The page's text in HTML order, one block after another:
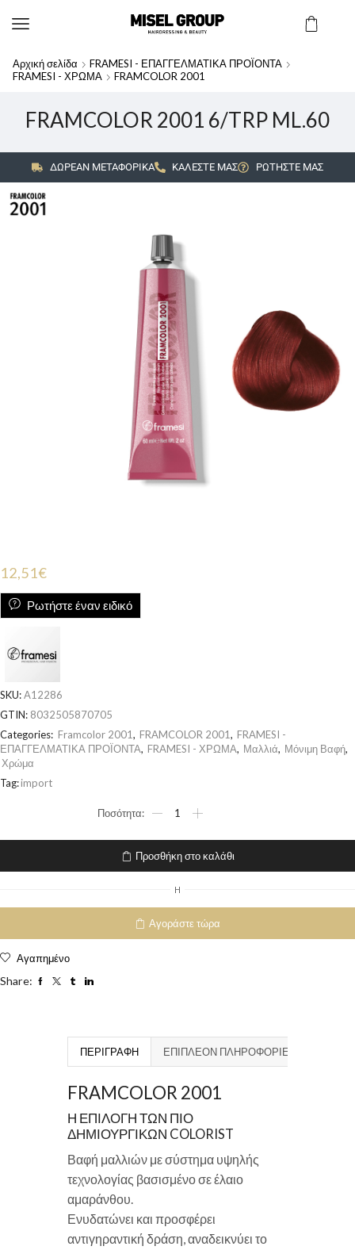
Αρχική σελίδα
FRAMESI - ΕΠΑΓΓΕΛΜΑΤΙΚΑ ΠΡΟΪΟΝΤΑ
FRAMESI - ΧΡΩΜΑ
FRAMCOLOR 2001
FRAMCOLOR 2001 6/TRP ML.60
ΔΩΡΕΑΝ ΜΕΤΑΦΟΡΙΚΑ ΚΑΛΕΣΤΕ ΜΑΣ ΡΩΤΗΣΤΕ ΜΑΣ
12,51€
Ρωτήστε έναν ειδικό
SKU:A12286
GTIN: 8032505870705
Categories: Framcolor 2001, FRAMCOLOR 2001, FRAMESI -
ΕΠΑΓΓΕΛΜΑΤΙΚΑ ΠΡΟΪΟΝΤΑ, FRAMESI - ΧΡΩΜΑ, Μαλλιά, Μόνιμη Βαφή,
Χρώμα
Tag:import
Προσθήκη στο καλάθι
H
Αγοράστε τώρα
Αγαπημένο
Share:
ΠΕΡΙΓΡΑΦΉ ΕΠΙΠΛΈΟΝ ΠΛΗΡΟΦΟΡΊΕΣ
FRAMCOLOR 2001
Η ΕΠΙΛΟΓΗ ΤΩΝ ΠΙΟ
ΔΗΜΙΟΥΡΓΙΚΩΝ COLORIST
Βαφή μαλλιών με σύστημα υψηλής
τεχνολογίας βασισμένο σε έλαιο
αμαράνθου.
Ενυδατώνει και προσφέρει
αντιγηραντική δράση, αναδεικνύει το